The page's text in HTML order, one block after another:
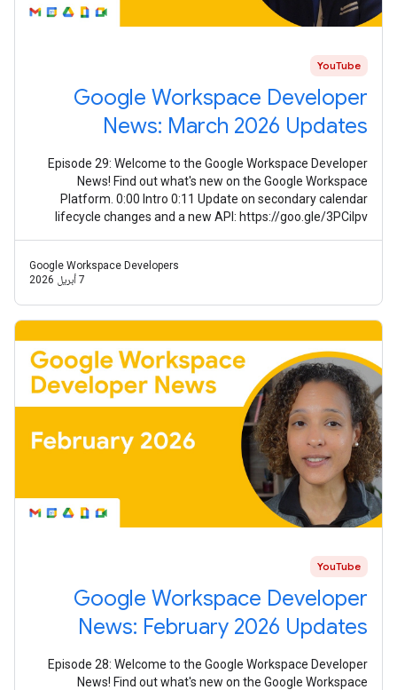
YouTube
Google Workspace Developer
News: March 2026 Updates
Episode 29: Welcome to the Google Workspace Developer
News! Find out what's new on the Google Workspace
Platform. 0:00 Intro 0:11 Update on secondary calendar
lifecycle changes and a new API: https://goo.gle/3PCilpv
Google Workspace Developers
7 أبريل 2026
YouTube
Google Workspace Developer
News: February 2026 Updates
Episode 28: Welcome to the Google Workspace Developer
News! Find out what's new on the Google Workspace